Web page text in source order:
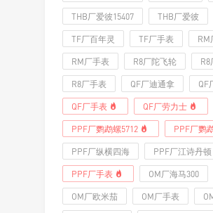
THB厂爱彼15407 THB厂爱彼
TF厂百年灵 TF厂手表 RM
RM厂手表 R8厂陀飞轮 R8
R8厂手表 QF厂迪通拿 QF
QF厂手表 QF厂劳力士
PPF厂鹦鹉螺5712 PPF厂鹦
PPF厂纵横四海 PPF厂江诗丹顿
PPF厂手表 OM厂海马300
OM厂欧米茄 OM厂手表